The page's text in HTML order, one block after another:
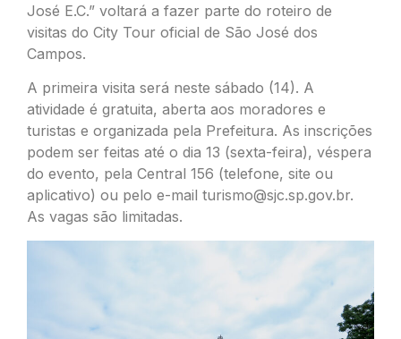
José E.C.” voltará a fazer parte do roteiro de
visitas do City Tour oficial de São José dos
Campos.
A primeira visita será neste sábado (14). A
atividade é gratuita, aberta aos moradores e
turistas e organizada pela Prefeitura. As inscrições
podem ser feitas até o dia 13 (sexta-feira), véspera
do evento, pela Central 156 (telefone, site ou
aplicativo) ou pelo e-mail turismo@sjc.sp.gov.br.
As vagas são limitadas.